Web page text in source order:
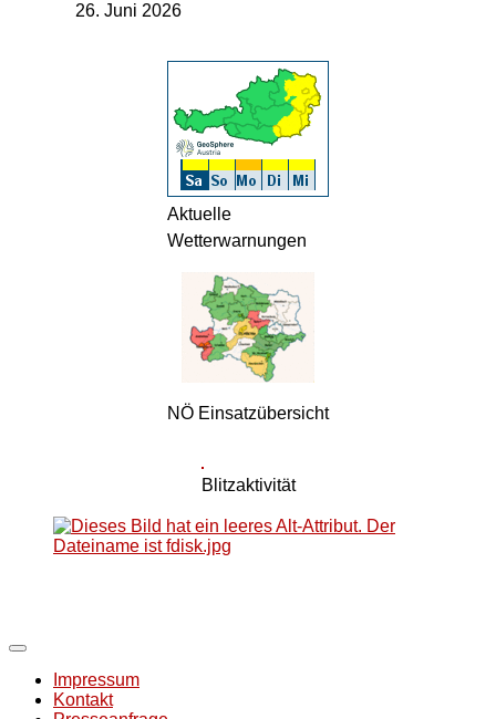
26. Juni 2026
Aktuelle
Wetterwarnungen
NÖ Einsatzübersicht
Blitzaktivität
Impressum
Kontakt